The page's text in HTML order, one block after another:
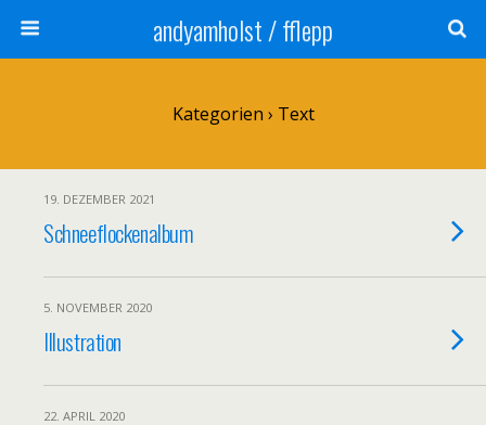
andyamholst / fflepp
Kategorien › Text
19. DEZEMBER 2021
Schneeflockenalbum
5. NOVEMBER 2020
Illustration
22. APRIL 2020